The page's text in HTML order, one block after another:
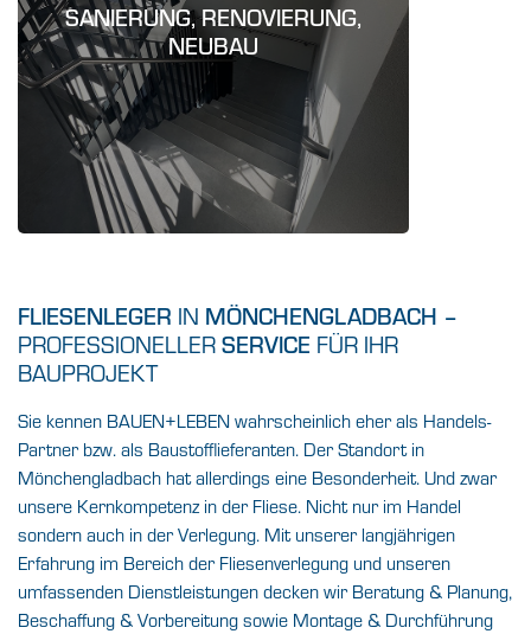
SANIERUNG, RENOVIERUNG,
NEUBAU
Großobjekt
:
Wir realisieren
jedes Projekt.
FLIESENLEGER IN MÖNCHENGLADBACH –
PROFESSIONELLER SERVICE FÜR IHR
BAUPROJEKT
Sie kennen BAUEN+LEBEN wahrscheinlich eher als Handels-
Partner bzw. als Baustofflieferanten. Der Standort in
Mönchengladbach hat allerdings eine Besonderheit. Und zwar
unsere Kernkompetenz in der Fliese. Nicht nur im Handel
sondern auch in der Verlegung. Mit unserer langjährigen
Erfahrung im Bereich der Fliesenverlegung und unseren
umfassenden Dienstleistungen decken wir Beratung & Planung,
Beschaffung & Vorbereitung sowie Montage & Durchführung